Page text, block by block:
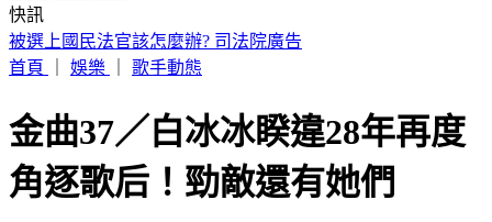
快訊
白海豚明逼近家門！「豪雨熱區」曝光 東部高溫36度
首頁
娛樂 歌手動態
金曲37／白冰冰睽違28年再度
角逐歌后！勁敵還有她們